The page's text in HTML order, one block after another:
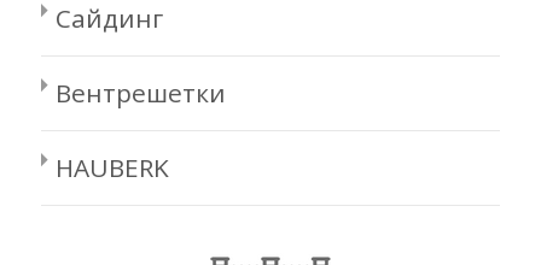
Сайдинг
Вентрешетки
HAUBERK